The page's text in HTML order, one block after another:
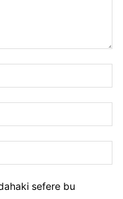
sefere bu